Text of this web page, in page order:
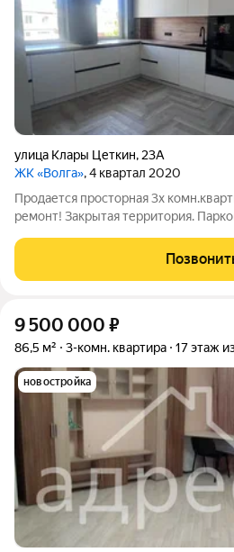
улица Клары Цеткин, 23А
ЖК «Волга», 4 квартал 2020
Продается просторная 3х
ремонт! Закрытая территория.
мин.пешком. Свободная продажа!
9 500 000 ₽
86,5 м² 3-комн. квартира 17 этаж
новостройка